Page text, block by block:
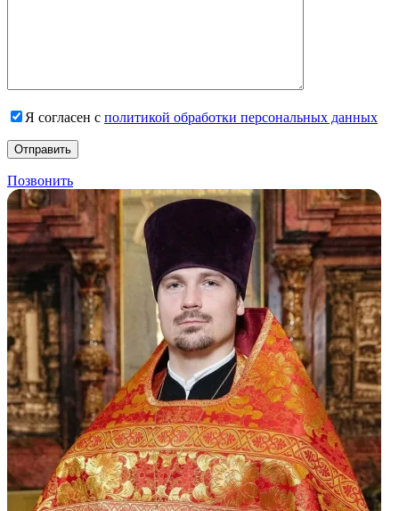
Я согласен с политикой обработки персональных данных
Позвонить